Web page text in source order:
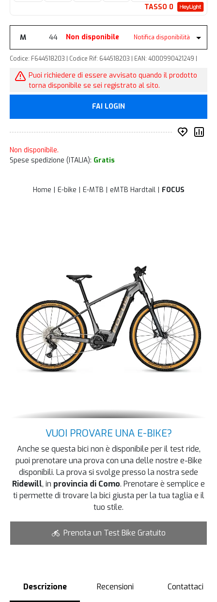
TASSO 0
M 44 Non disponibile Notifica disponibilità
Codice: F644518203 | Codice Rif: 644518203 | EAN: 4000990421249 |
Puoi richiedere di essere avvisato quando il prodotto
torna disponibile se sei registrato al sito.
FAI LOGIN
Non disponibile.
Spese spedizione (ITALIA): Gratis
Home E-bike E-MTB eMTB Hardtail FOCUS
VUOI PROVARE UNA E-BIKE?
Anche se questa bici non è disponibile per il test ride,
puoi prenotare una prova con una delle nostre e-Bike
disponibili. La prova si svolge presso la nostra sede
Ridewill, in provincia di Como. Prenotare è semplice e
ti permette di trovare la bici giusta per la tua taglia e il
tuo stile.
Prenota un Test Bike Gratuito
Descrizione Recensioni Contattaci